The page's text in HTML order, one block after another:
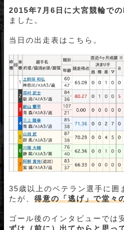
2015年7月6日に大宮競輪での
ました。
当日の出走表はこちら。
35歳以上のベテラン選手に囲
たが、 得意の「逃げ」で堂々
ゴール後のインタビューでは
ずは（前に）出てからと思っ